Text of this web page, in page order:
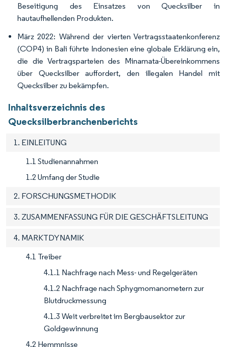
Beseitigung des Einsatzes von Quecksilber in
hautaufhellenden Produkten.
März 2022: Während der vierten Vertragsstaatenkonferenz
(COP4) in Bali führte Indonesien eine globale Erklärung ein,
die die Vertragsparteien des Minamata-Übereinkommens
über Quecksilber auffordert, den illegalen Handel mit
Quecksilber zu bekämpfen.
Inhaltsverzeichnis des
Quecksilberbranchenberichts
1. EINLEITUNG
1.1 Studienannahmen
1.2 Umfang der Studie
2. FORSCHUNGSMETHODIK
3. ZUSAMMENFASSUNG FÜR DIE GESCHÄFTSLEITUNG
4. MARKTDYNAMIK
4.1 Treiber
4.1.1 Nachfrage nach Mess- und Regelgeräten
4.1.2 Nachfrage nach Sphygmomanometern zur
Blutdruckmessung
4.1.3 Weit verbreitet im Bergbausektor zur
Goldgewinnung
4.2 Hemmnisse